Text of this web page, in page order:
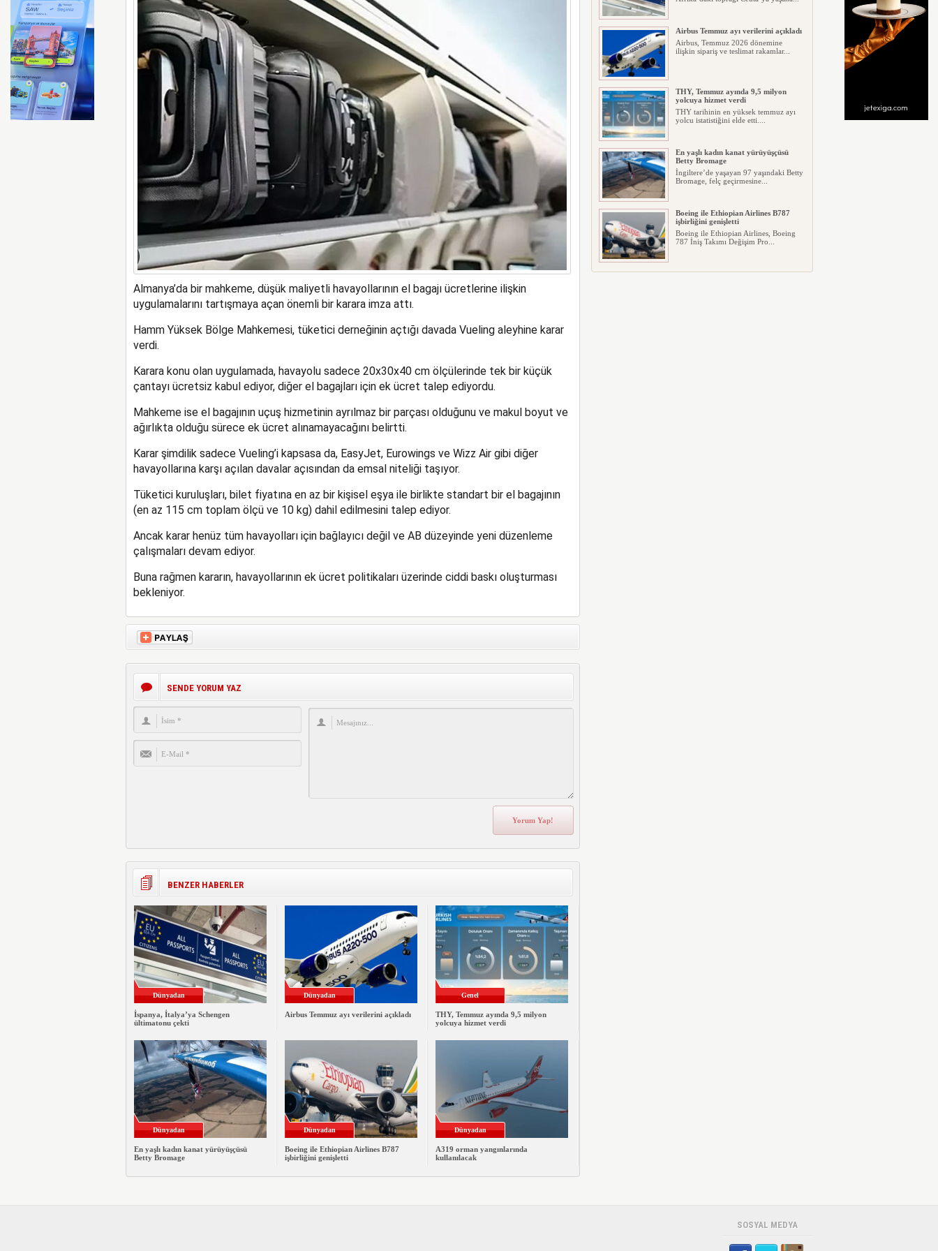
Emirates ile Arsenal sözleşmeyi 2033 yılına uzattı
Almanya’da bir mahkeme, düşük maliyetli havayollarının el bagajı ücretlerine ilişkin
uygulamalarını tartışmaya açan önemli bir karara imza attı.
Hamm Yüksek Bölge Mahkemesi, tüketici derneğinin açtığı davada Vueling aleyhine karar
verdi.
Karara konu olan uygulamada, havayolu sadece 20x30x40 cm ölçülerinde tek bir küçük
çantayı ücretsiz kabul ediyor, diğer el bagajları için ek ücret talep ediyordu.
Mahkeme ise el bagajının uçuş hizmetinin ayrılmaz bir parçası olduğunu ve makul boyut ve
ağırlıkta olduğu sürece ek ücret alınamayacağını belirtti.
Karar şimdilik sadece Vueling’i kapsasa da, EasyJet, Eurowings ve Wizz Air gibi diğer
havayollarına karşı açılan davalar açısından da emsal niteliği taşıyor.
Tüketici kuruluşları, bilet fiyatına en az bir kişisel eşya ile birlikte standart bir el bagajının
(en az 115 cm toplam ölçü ve 10 kg) dahil edilmesini talep ediyor.
Ancak karar henüz tüm havayolları için bağlayıcı değil ve AB düzeyinde yeni düzenleme
çalışmaları devam ediyor.
Buna rağmen kararın, havayollarının ek ücret politikaları üzerinde ciddi baskı oluşturması
bekleniyor.
SENDE YORUM YAZ
BENZER HABERLER
Dünyadan
İspanya, İtalya’ya Schengen
ültimatonu çekti
Dünyadan
Airbus Temmuz ayı verilerini açıkladı
Genel
THY, Temmuz ayında 9,5 milyon
yolcuya hizmet verdi
Dünyadan
En yaşlı kadın kanat yürüyüşçüsü
Betty Bromage
Dünyadan
Boeing ile Ethiopian Airlines B787
işbirliğini genişletti
Dünyadan
A319 orman yangınlarında
kullanılacak
Airbus Temmuz ayı verilerini açıkladı
Airbus, Temmuz 2026 dönemine
ilişkin sipariş ve teslimat rakamlar...
THY, Temmuz ayında 9,5 milyon
yolcuya hizmet verdi
THY tarihinin en yüksek temmuz ayı
yolcu istatistiğini elde etti....
En yaşlı kadın kanat yürüyüşçüsü
Betty Bromage
İngiltere’de yaşayan 97 yaşındaki Betty
Bromage, felç geçirmesine...
Boeing ile Ethiopian Airlines B787
işbirliğini genişletti
Boeing ile Ethiopian Airlines, Boeing
787 İniş Takımı Değişim Pro...
A319 orman yangınlarında
SOSYAL MEDYA